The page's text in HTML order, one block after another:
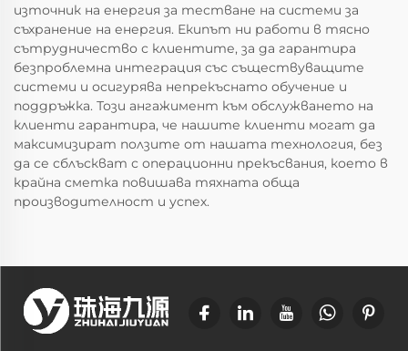
източник на енергия за тестване на системи за
съхранение на енергия. Екипът ни работи в тясно
сътрудничество с клиентите, за да гарантира
безпроблемна интеграция със съществуващите
системи и осигурява непрекъснато обучение и
поддръжка. Този ангажимент към обслужването на
клиенти гарантира, че нашите клиенти могат да
максимизират ползите от нашата технология, без
да се сблъскват с операционни прекъсвания, което в
крайна сметка повишава тяхната обща
производителност и успех.